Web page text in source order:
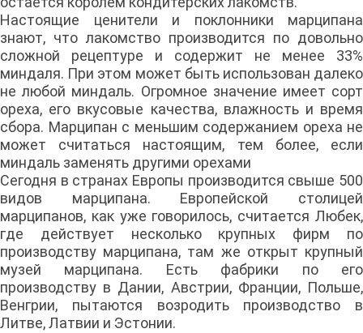
Настоящие ценители и поклонники марципана
знают, что лакомство производится по довольно
сложной рецептуре и содержит не менее 33%
миндаля. При этом может быть использован далеко
не любой миндаль. Огромное значение имеет сорт
ореха, его вкусовые качества, влажность и время
сбора. Марципан с меньшим содержанием ореха не
может считаться настоящим, тем более, если
миндаль заменять другими орехами
Сегодня в странах Европы производится свыше 500
видов марципана. Европейской столицей
марципанов, как уже говорилось, считается Любек,
где действует несколько крупных фирм по
производству марципана, там же открыт крупный
музей марципана. Есть фабрики по его
производству в Дании, Австрии, Франции, Польше,
Венгрии, пытаются возродить производство в
Литве, Латвии и Эстонии.